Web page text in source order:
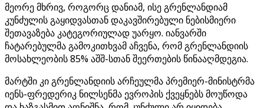
მეორე მხრივ, როგორც დანიამ, ისე გრენლანდიამ
კუნძულის გაყიდვასთან დაკავშირებული ნებისმიერი
შეთავაზება კატეგორიულად უარყო. იანვარში
ჩატარებულმა გამოკითხვამ აჩვენა, რომ გრენლანდიის
მოსახლეობის 85% აშშ-სთან შეერთების წინააღმდეგია.
მარტში კი გრენლანდიის არჩეულმა პრემიერ-მინისტრმა
იენს-ფრედერიკ ნილსენმა ევროპის ქვეყნებს მოუწოდა